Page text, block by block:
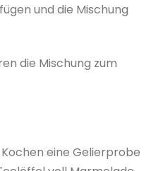
und die Mischung
die Mischung zum
eine Gelierprobe